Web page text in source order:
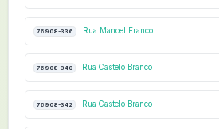
76908-336 Rua Manoel Franco
76908-340 Rua Castelo Branco
76908-342 Rua Castelo Branco